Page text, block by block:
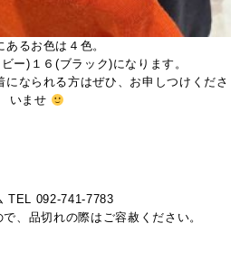
あるお色は４色。
ー)１６(ブラック)になります。
なられる方はぜひ、お申しつけくださ
いませ
TEL 092-741-7783
、品切れの際はご容赦ください。